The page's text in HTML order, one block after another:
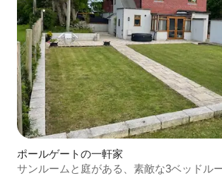
ポールゲートの一軒家
サンルームと庭がある、素敵な3ベッドル